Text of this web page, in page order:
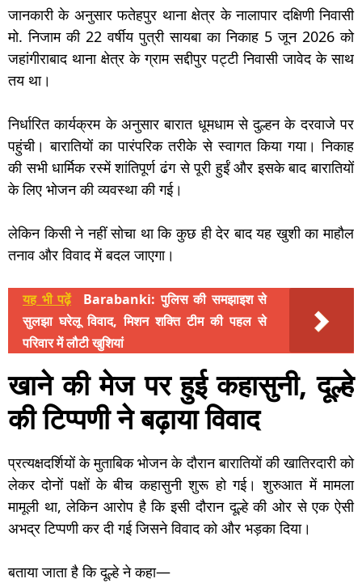
जानकारी के अनुसार फतेहपुर थाना क्षेत्र के नालापार दक्षिणी निवासी
मो. निजाम की 22 वर्षीय पुत्री सायबा का निकाह 5 जून 2026 को
जहांगीराबाद थाना क्षेत्र के ग्राम सद्दीपुर पट्टी निवासी जावेद के साथ
तय था।
निर्धारित कार्यक्रम के अनुसार बारात धूमधाम से दुल्हन के दरवाजे पर
पहुंची। बारातियों का पारंपरिक तरीके से स्वागत किया गया। निकाह
की सभी धार्मिक रस्में शांतिपूर्ण ढंग से पूरी हुईं और इसके बाद बारातियों
के लिए भोजन की व्यवस्था की गई।
लेकिन किसी ने नहीं सोचा था कि कुछ ही देर बाद यह खुशी का माहौल
तनाव और विवाद में बदल जाएगा।
यह भी पढ़ें
Barabanki: पुलिस की समझाइश से
सुलझा घरेलू विवाद, मिशन शक्ति टीम की पहल से
परिवार में लौटी खुशियां
खाने की मेज पर हुई कहासुनी, दूल्हे
की टिप्पणी ने बढ़ाया विवाद
प्रत्यक्षदर्शियों के मुताबिक भोजन के दौरान बारातियों की खातिरदारी को
लेकर दोनों पक्षों के बीच कहासुनी शुरू हो गई। शुरुआत में मामला
मामूली था, लेकिन आरोप है कि इसी दौरान दूल्हे की ओर से एक ऐसी
अभद्र टिप्पणी कर दी गई जिसने विवाद को और भड़का दिया।
बताया जाता है कि दूल्हे ने कहा—